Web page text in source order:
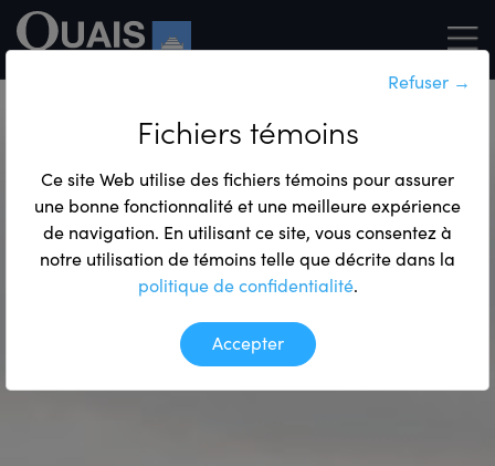
Refuser →
Fichiers témoins
Ce site Web utilise des fichiers témoins pour assurer
une bonne fonctionnalité et une meilleure expérience
de navigation. En utilisant ce site, vous consentez à
notre utilisation de témoins telle que décrite dans la
politique de confidentialité.
Accepter